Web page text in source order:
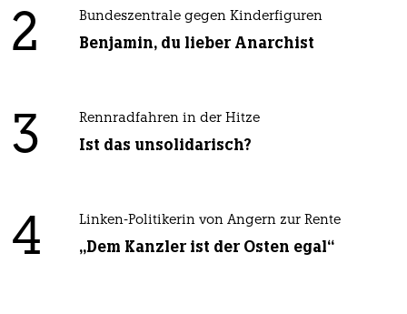
2 Bundeszentrale gegen Kinderfiguren
Benjamin, du lieber Anarchist
3 Rennradfahren in der Hitze
Ist das unsolidarisch?
4 Linken-Politikerin von Angern zur Rente
„Dem Kanzler ist der Osten egal“